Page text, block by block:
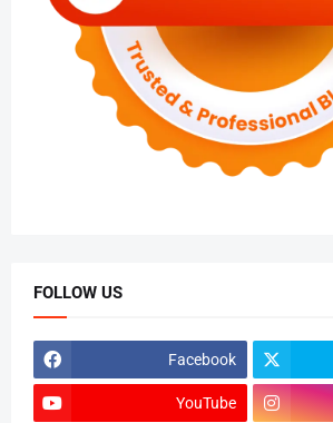
FOLLOW US
Facebook
YouTube